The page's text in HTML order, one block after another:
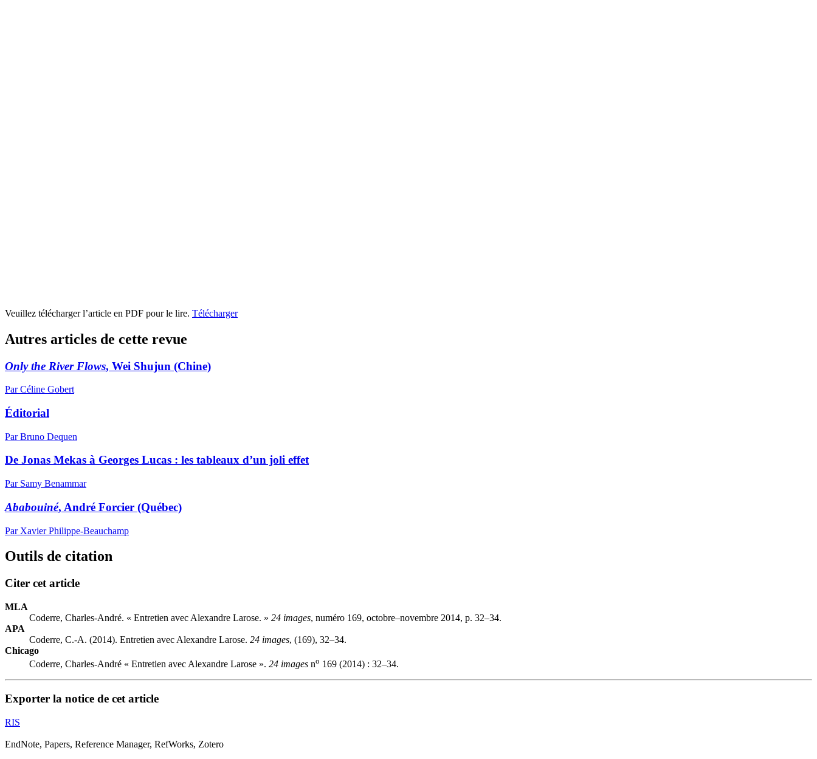
Veuillez télécharger l’article en PDF pour le lire. Télécharger
Autres articles de cette revue
Only the River Flows, Wei Shujun (Chine)
Par Céline Gobert
Éditorial
Par Bruno Dequen
De Jonas Mekas à Georges Lucas : les tableaux d’un joli effet
Par Samy Benammar
Ababouiné, André Forcier (Québec)
Par Xavier Philippe-Beauchamp
Outils de citation
Citer cet article
MLA
Coderre, Charles-André. « Entretien avec Alexandre Larose. » 24 images, numéro 169, octobre–novembre 2014, p. 32–34.
APA
Coderre, C.-A. (2014). Entretien avec Alexandre Larose. 24 images, (169), 32–34.
Chicago
Coderre, Charles-André « Entretien avec Alexandre Larose ». 24 images no 169 (2014) : 32–34.
Exporter la notice de cet article
RIS
EndNote, Papers, Reference Manager, RefWorks, Zotero